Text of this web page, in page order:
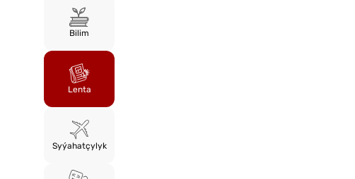
Bilim
Lenta
Syýahatçylyk